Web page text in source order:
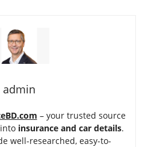
admin
– your trusted source
insurance and car details.
well-researched, easy-to-